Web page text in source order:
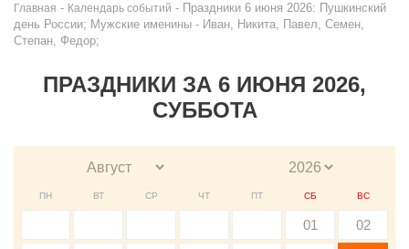
Главная - Календарь событий - Праздники 6 июня 2026: Пушкинский
день России; Мужские именины - Иван, Никита, Павел, Семен,
Степан, Федор;
ПРАЗДНИКИ ЗА 6 ИЮНЯ 2026,
СУББОТА
ПН ВТ СР ЧТ ПТ СБ ВС
01 02